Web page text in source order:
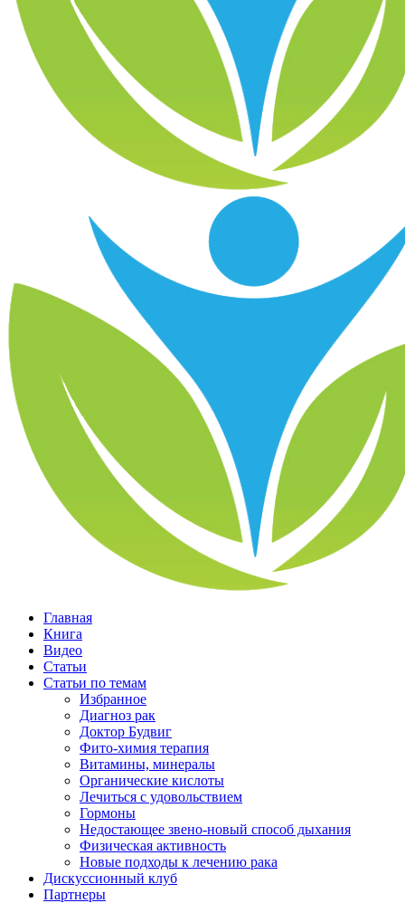
Главная
Книга
Видео
Статьи
Статьи по темам
Избранное
Диагноз рак
Доктор Будвиг
Фито-химия терапия
Витамины, минералы
Органические кислоты
Лечиться с удовольствием
Гормоны
Недостающее звено-новый способ дыхания
Физическая активность
Новые подходы к лечению рака
Дискуссионный клуб
Партнеры